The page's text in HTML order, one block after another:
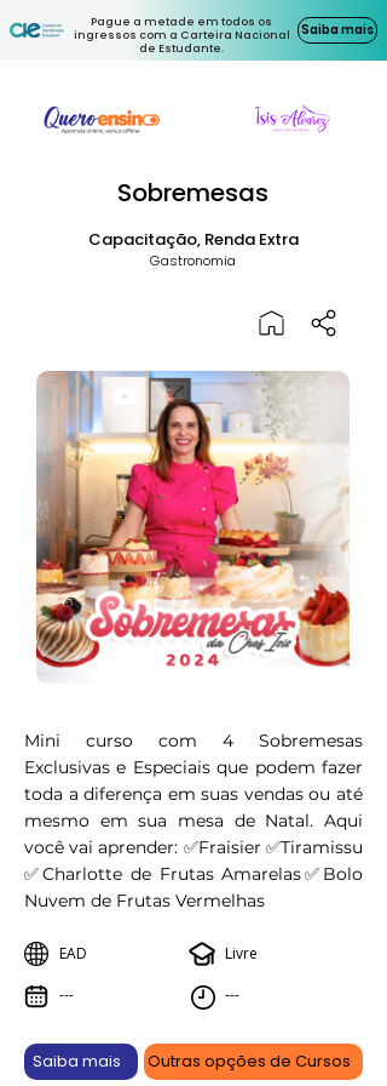
Pague a metade em todos os
ingressos com a Carteira Nacional
de Estudante.
Saiba mais
Sobremesas
Capacitação, Renda Extra
Gastronomia
Mini curso com 4 Sobremesas
Exclusivas e Especiais que podem fazer
toda a diferença em suas vendas ou até
mesmo em sua mesa de Natal. Aqui
você vai aprender: ✅Fraisier ✅Tiramissu
✅Charlotte de Frutas Amarelas​✅Bolo
Nuvem de Frutas Vermelhas
EAD
---
Livre
---
Saiba mais Outras opções de Cursos